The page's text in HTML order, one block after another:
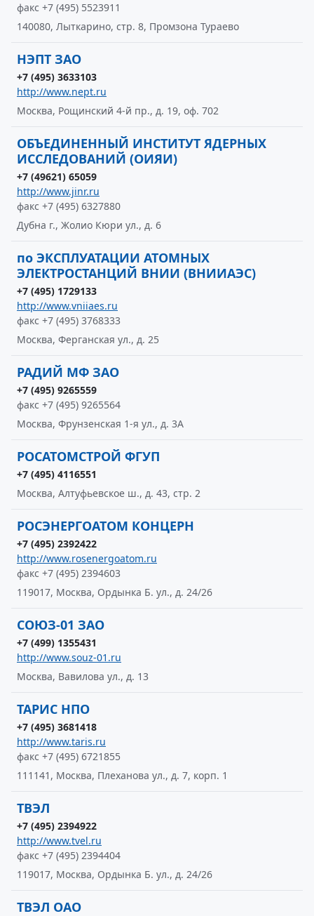
факс +7 (495) 5523911
140080, Лыткарино, стр. 8, Промзона Тураево
НЭПТ ЗАО
+7 (495) 3633103
http://www.nept.ru
Москва, Рощинский 4-й пр., д. 19, оф. 702
ОБЪЕДИНЕННЫЙ ИНСТИТУТ ЯДЕРНЫХ
ИССЛЕДОВАНИЙ (ОИЯИ)
+7 (49621) 65059
http://www.jinr.ru
факс +7 (495) 6327880
Дубна г., Жолио Кюри ул., д. 6
по ЭКСПЛУАТАЦИИ АТОМНЫХ
ЭЛЕКТРОСТАНЦИЙ ВНИИ (ВНИИАЭС)
+7 (495) 1729133
http://www.vniiaes.ru
факс +7 (495) 3768333
Москва, Ферганская ул., д. 25
РАДИЙ МФ ЗАО
+7 (495) 9265559
факс +7 (495) 9265564
Москва, Фрунзенская 1-я ул., д. 3А
РОСАТОМСТРОЙ ФГУП
+7 (495) 4116551
Москва, Алтуфьевское ш., д. 43, стр. 2
РОСЭНЕРГОАТОМ КОНЦЕРН
+7 (495) 2392422
http://www.rosenergoatom.ru
факс +7 (495) 2394603
119017, Москва, Ордынка Б. ул., д. 24/26
СОЮЗ-01 ЗАО
+7 (499) 1355431
http://www.souz-01.ru
Москва, Вавилова ул., д. 13
ТАРИС НПО
+7 (495) 3681418
http://www.taris.ru
факс +7 (495) 6721855
111141, Москва, Плеханова ул., д. 7, корп. 1
ТВЭЛ
+7 (495) 2394922
http://www.tvel.ru
факс +7 (495) 2394404
119017, Москва, Ордынка Б. ул., д. 24/26
ТВЭЛ ОАО